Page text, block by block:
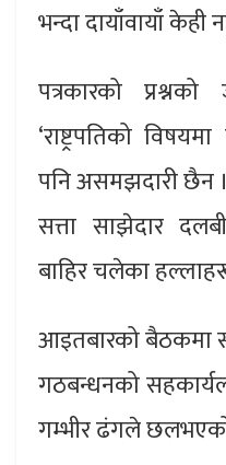
भन्दा दायाँवायाँ केही
पत्रकारको
‘राष्ट्रपतिको
पनि असमझदारी छैन
सत्ता साझेदार
बाहिर चलेका
आइतबारको बैठकमा
गठबन्धनको
गम्भीर ढंगले